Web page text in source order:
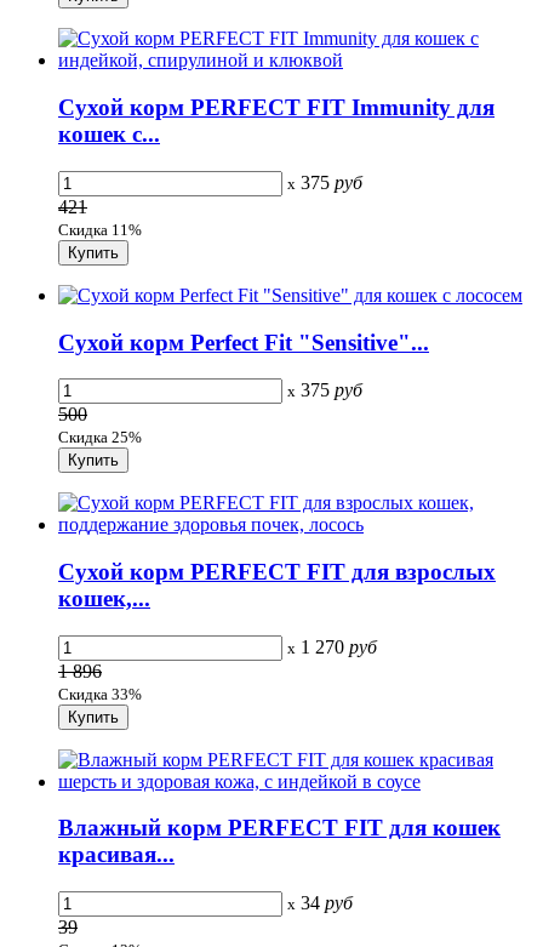
Сухой корм PERFECT FIT Immunity для
кошек с...
x 375 руб
421
Скидка 11%
Сухой корм Perfect Fit "Sensitive"...
x 375 руб
500
Скидка 25%
Сухой корм PERFECT FIT для взрослых
кошек,...
x 1 270 руб
1 896
Скидка 33%
Влажный корм PERFECT FIT для кошек
красивая...
x 34 руб
39